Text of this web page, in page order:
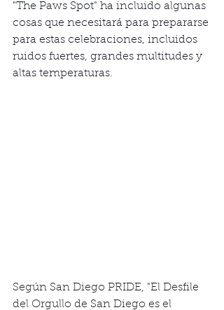
"The Paws Spot" ha incluido algunas
cosas que necesitará para prepararse
para estas celebraciones, incluidos
ruidos fuertes, grandes multitudes y
altas temperaturas.
Según San Diego PRIDE, "El Desfile
del Orgullo de San Diego es el